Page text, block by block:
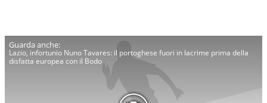
Lazio, infortunio Nuno Tavares: il portoghese fuori in lacrime prima della
disfatta europea con il Bodo